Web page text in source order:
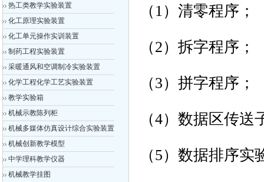
热工类教学实验装置
化工原理实验装置
化工单元操作实训装置
制药工程实验装置
采暖通风和空调制冷实验装置
化学工程化学工艺实验装置
教学实验箱
机械示教陈列柜
机械多媒体仿真设计综合实验装置
机械创新教学模型
中学理科教学仪器
机械教学挂图
（1）清零程序；
（2）拆字程序；
（3）拼字程序；
（4）数据区传送
（5）数据排序实